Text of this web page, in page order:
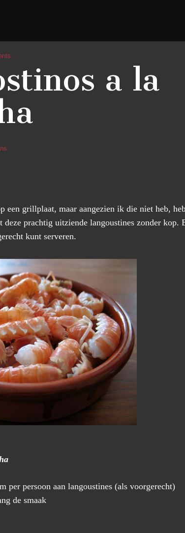
a la
een grillplaat, maar aangezien ik die niet heb,
deze prachtig uitziende langoustines zonder kop.
kunt serveren.
per persoon aan langoustines (als voorgerecht)
de smaak